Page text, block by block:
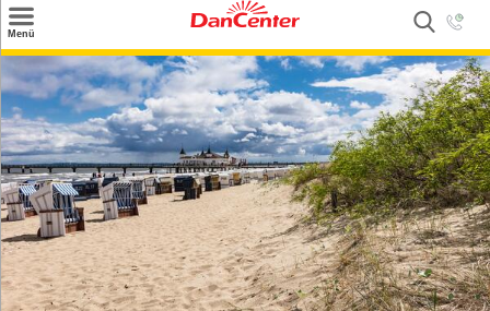
Menü
Suchen
Urlaubsziele
Weitere Urlaubsziele
Angebote
Inspiration
Kontakt